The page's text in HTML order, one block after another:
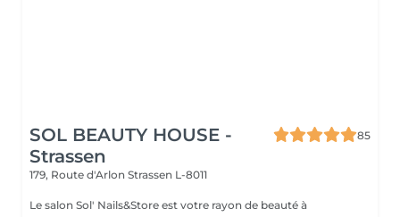
SOL BEAUTY HOUSE -
Strassen
85
179, Route d'Arlon Strassen L-8011
Le salon Sol' Nails&Store est votre rayon de beauté à